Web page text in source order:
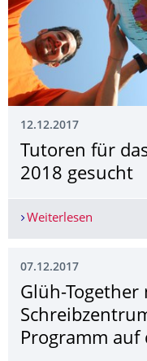
12.12.2017
Tutoren für
2018 gesucht
Weiterlesen
07.12.2017
Glüh-Together
Programm auf